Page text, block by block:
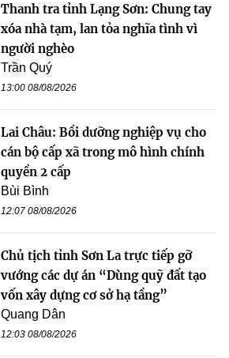
Thanh tra tỉnh Lạng Sơn: Chung tay
xóa nhà tạm, lan tỏa nghĩa tình vì
người nghèo
Trần Quý
13:00 08/08/2026
Lai Châu: Bồi dưỡng nghiệp vụ cho
cán bộ cấp xã trong mô hình chính
quyền 2 cấp
Bùi Bình
12:07 08/08/2026
Chủ tịch tỉnh Sơn La trực tiếp gỡ
vướng các dự án “Dùng quỹ đất tạo
vốn xây dựng cơ sở hạ tầng”
Quang Dân
12:03 08/08/2026